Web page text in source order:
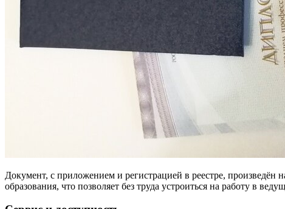
Документ, с приложением и регистрацией в реестре, произведён
образования, что позволяет без труда устроиться на работу в